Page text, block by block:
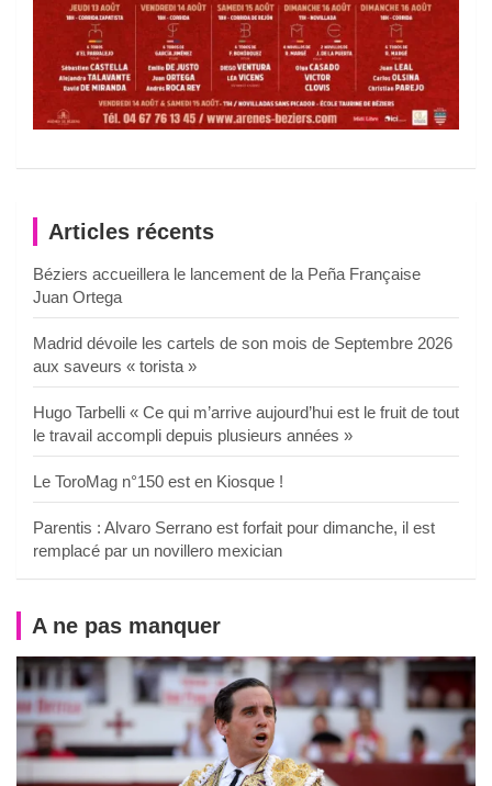
Articles récents
Béziers accueillera le lancement de la Peña Française
Juan Ortega
Madrid dévoile les cartels de son mois de Septembre 2026
aux saveurs « torista »
Hugo Tarbelli « Ce qui m’arrive aujourd’hui est le fruit de tout
le travail accompli depuis plusieurs années »
Le ToroMag n°150 est en Kiosque !
Parentis : Alvaro Serrano est forfait pour dimanche, il est
remplacé par un novillero mexician
A ne pas manquer